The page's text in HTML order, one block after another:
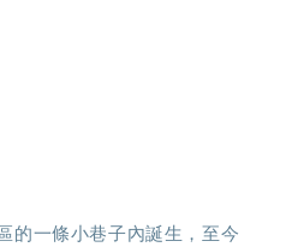
的一條小巷子內誕生，至今